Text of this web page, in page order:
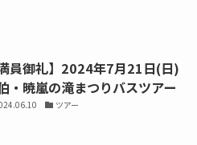
満員御礼】2024年7月21日(日)
・暁嵐の滝まつりバスツアー
ツアー